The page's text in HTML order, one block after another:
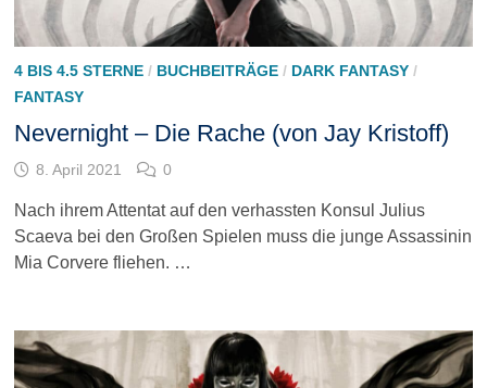
4 BIS 4.5 STERNE/ BUCHBEITRÄGE/ DARK FANTASY/
FANTASY
Nevernight – Die Rache (von Jay Kristoff)
8. April 2021 0
Nach ihrem Attentat auf den verhassten Konsul Julius
Scaeva bei den Großen Spielen muss die junge Assassinin
Mia Corvere fliehen. …